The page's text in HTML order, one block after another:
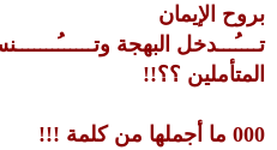
بروح الإيمان
تــــُـــدخل البهجة
المتأملين ؟؟!!
000 ما أجملها من كلمة !!!